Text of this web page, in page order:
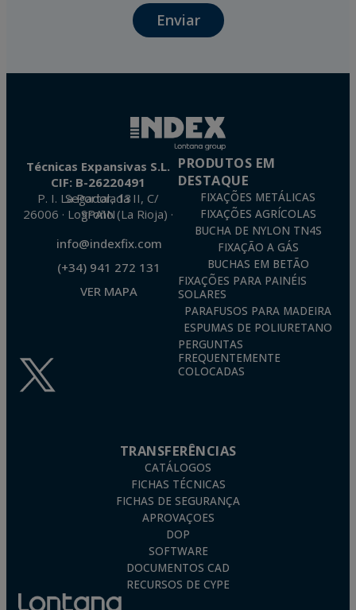
The data in our files are strictly confidential and shall be treated with the utmost
confidentiality and shall comply with all the requirements provided for the General
Data Protection Regulation (GDPR) 2016.
encrypted. Should these details be sent, it is done so under your sole responsibility.
Portalada II | c/ Segador 13, 26006 | Logroño (La Rioja).
Enviar
Técnicas Expansivas S.L.
CIF: B-26220491
P. I. La Portalada II, C/ Segador, 13
26006 · Logroño (La Rioja) · SPAIN
info@indexfix.com
(+34) 941 272 131
VER MAPA
PRODUTOS EM
DESTAQUE
FIXAÇÕES METÁLICAS
FIXAÇÕES AGRÍCOLAS
BUCHA DE NYLON TN4S
FIXAÇÃO A GÁS
BUCHAS EM BETÃO
FIXAÇÕES PARA PAINÉIS
SOLARES
PARAFUSOS PARA MADEIRA
ESPUMAS DE POLIURETANO
PERGUNTAS
FREQUENTEMENTE
COLOCADAS
TRANSFERÊNCIAS
CATÁLOGOS
FICHAS TÉCNICAS
FICHAS DE SEGURANÇA
APROVAÇOES
DOP
SOFTWARE
DOCUMENTOS CAD
RECURSOS DE CYPE